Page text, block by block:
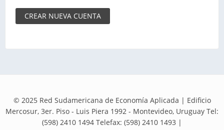
© 2025 Red Sudamericana de Economía Aplicada | Edificio
Mercosur, 3er. Piso - Luis Piera 1992 - Montevideo, Uruguay Tel:
(598) 2410 1494 Telefax: (598) 2410 1493 |